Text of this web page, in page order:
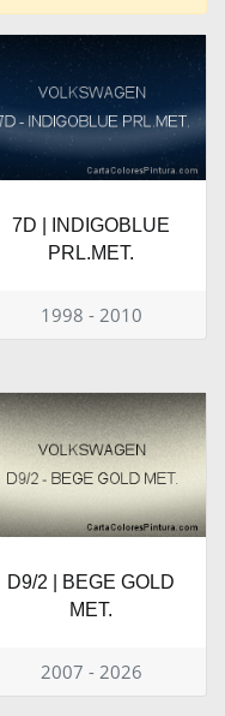
7D | INDIGOBLUE
PRL.MET.
1998 - 2010
D9/2 | BEGE GOLD
MET.
2007 - 2026